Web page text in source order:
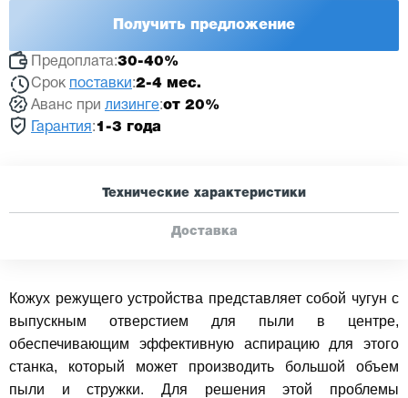
Получить предложение
Предоплата:30-40%
Срок поставки :2-4 мес.
Аванс при лизинге:от 20%
Гарантия :1-3 года
Технические характеристики
Доставка
Кожух режущего устройства представляет собой чугун с
выпускным отверстием для пыли в центре,
обеспечивающим эффективную аспирацию для этого
станка, который может производить большой объем
пыли и стружки. Для решения этой проблемы